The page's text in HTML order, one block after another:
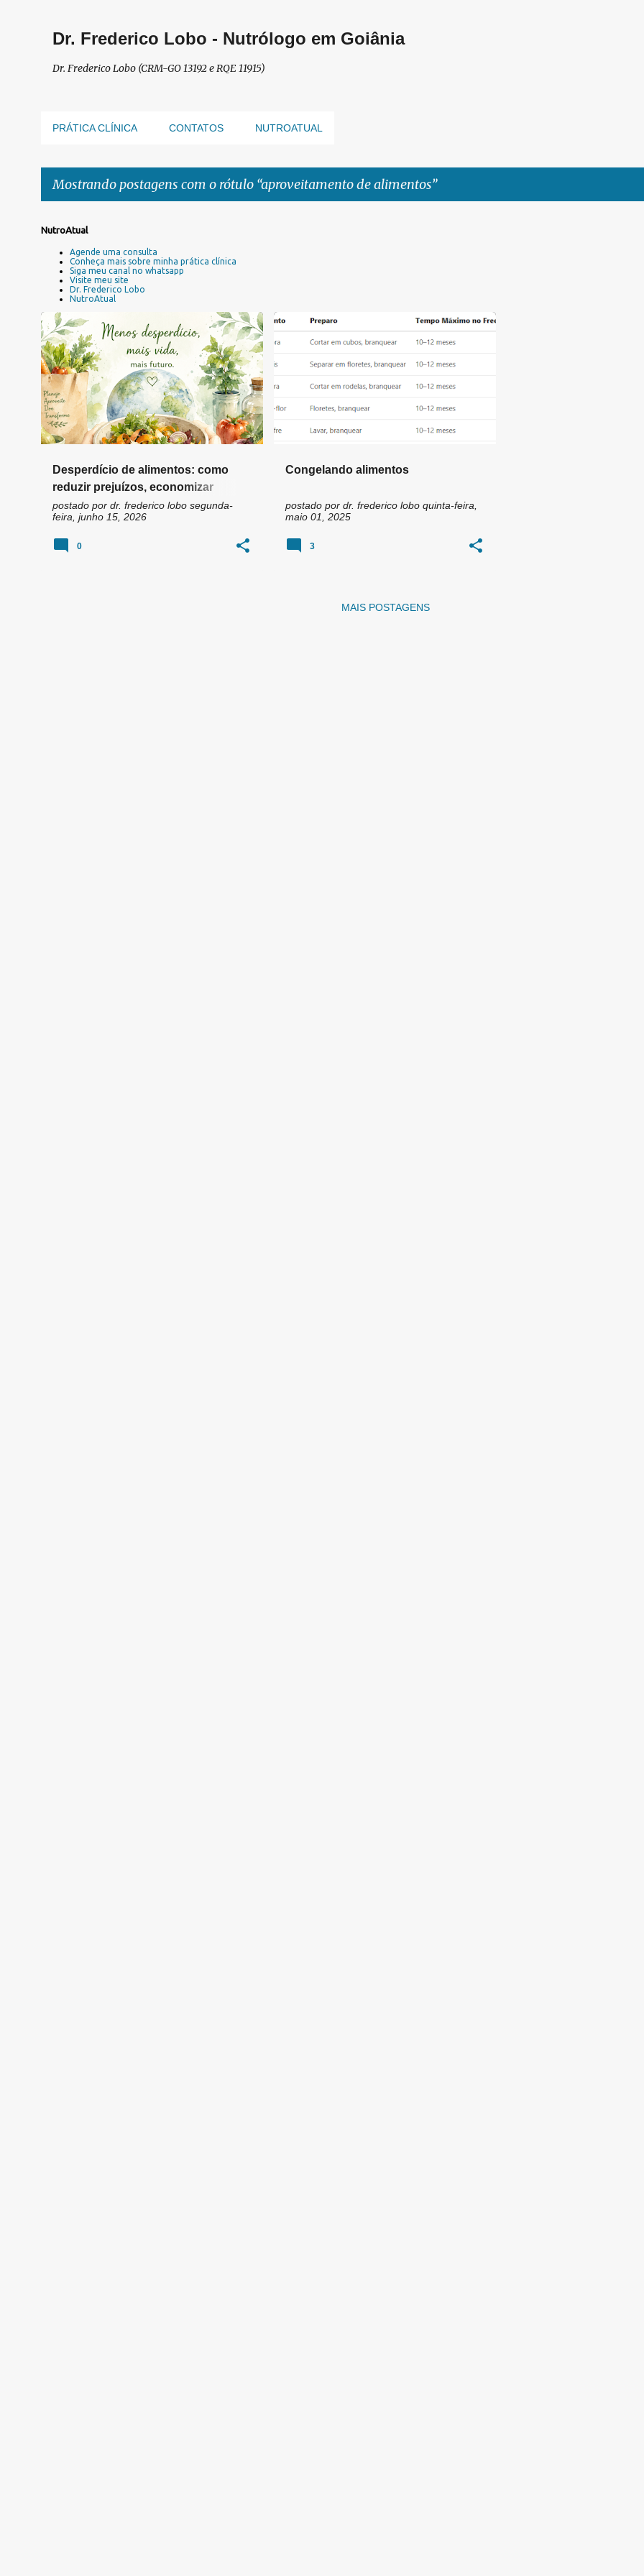
Dr. Frederico Lobo - Nutrólogo em Goiânia
Dr. Frederico Lobo (CRM-GO 13192 e RQE 11915)
PRÁTICA CLÍNICA CONTATOS NUTROATUAL
Mostrando postagens com o rótulo aproveitamento de alimentos
P
e
n
s
NutroAtual
Agende uma consulta
Conheça mais sobre minha prática clínica
Siga meu canal no whatsapp
Visite meu site
Dr. Frederico Lobo
NutroAtual
Desperdício de alimentos: como
reduzir prejuízos, economizar
dinheiro e contribuir para um futuro
mais sustentável
postado por dr. frederico lobo segunda-
feira, junho 15, 2026
APROVEITAMENTO DE ALIMENTOS +4
0
Congelando alimentos
postado por dr. frederico lobo quinta-feira,
maio 01, 2025
3
MAIS POSTAGENS